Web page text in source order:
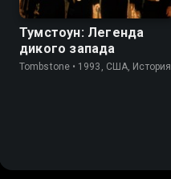
Тумстоун: Легенда
дикого запада
Tombstone • 1993, США, История